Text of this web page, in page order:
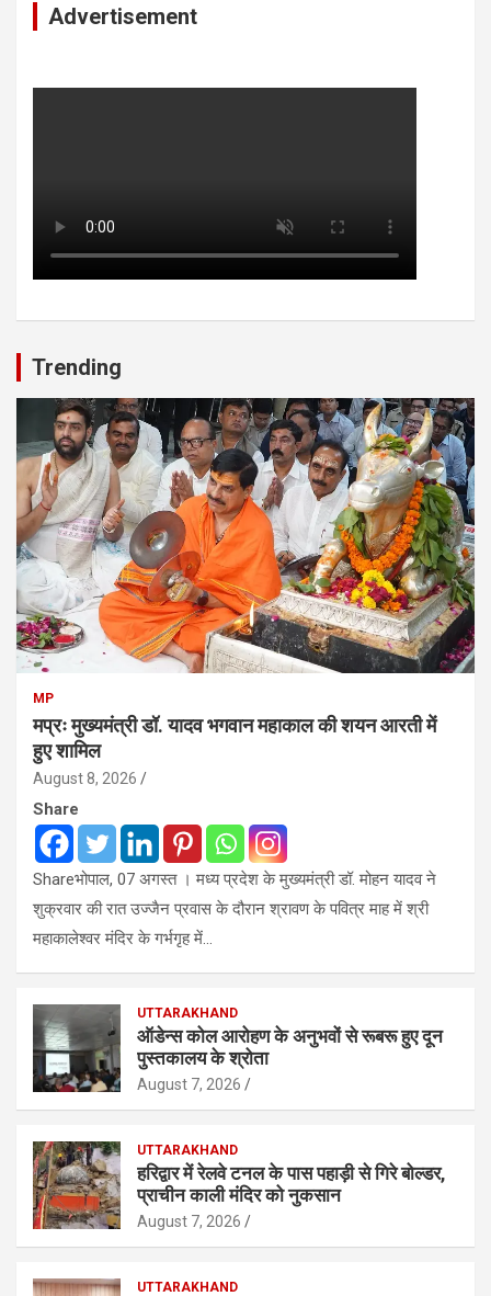
Advertisement
Trending
MP
मप्रः मुख्यमंत्री डॉ. यादव भगवान महाकाल की शयन आरती में
हुए शामिल
August 8, 2026
Share
Shareभोपाल, 07 अगस्त । मध्य प्रदेश के मुख्यमंत्री डॉ. मोहन यादव ने
शुक्रवार की रात उज्जैन प्रवास के दौरान श्रावण के पवित्र माह में श्री
महाकालेश्‍वर मंदिर के गर्भगृह में…
UTTARAKHAND
ऑडेन्स कोल आरोहण के अनुभवों से रूबरू हुए दून
पुस्तकालय के श्रोता
August 7, 2026
UTTARAKHAND
हरिद्वार में रेलवे टनल के पास पहाड़ी से गिरे बोल्डर,
प्राचीन काली मंदिर को नुकसान
August 7, 2026
UTTARAKHAND